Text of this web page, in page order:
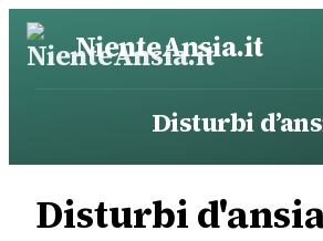
Vai
NienteAnsia.it
Disturbi
Disturbi